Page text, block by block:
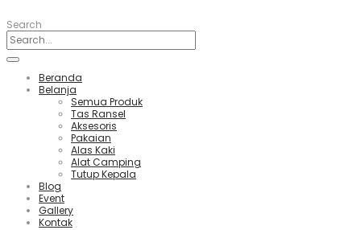
Search
Beranda
Belanja
Semua Produk
Tas Ransel
Aksesoris
Pakaian
Alas Kaki
Alat Camping
Tutup Kepala
Blog
Event
Gallery
Kontak